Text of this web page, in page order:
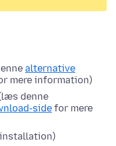
alternative
mere information)
denne
side for mere